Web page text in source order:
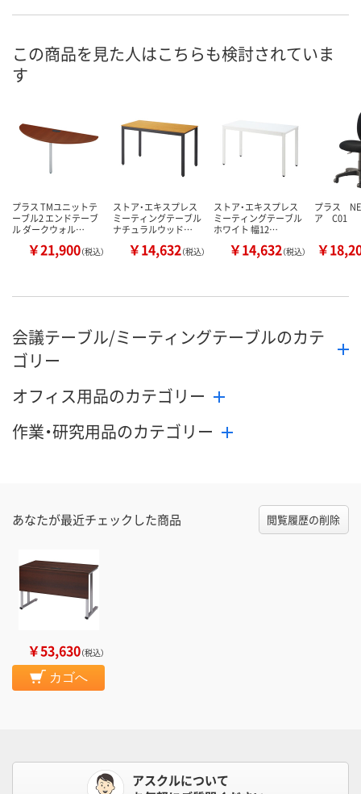
この商品を見た人はこちらも検討されていま
す
プラス TMユニットテ
ーブル2 エンドテーブ
ル ダークウォル…
￥21,900（税込）
ストア・エキスプレス
ミーティングテーブル
ナチュラルウッド…
￥14,632（税込）
ストア・エキスプレス
ミーティングテーブル
ホワイト 幅12…
￥14,632（税込）
プラス
ア C01
￥
会議テーブル/ミーティングテーブルのカテ
ゴリー
オフィス用品のカテゴリー
作業・研究用品のカテゴリー
あなたが最近チェックした商品 閲覧履歴の削除
￥53,630（税込）
カゴへ
アスクルについて